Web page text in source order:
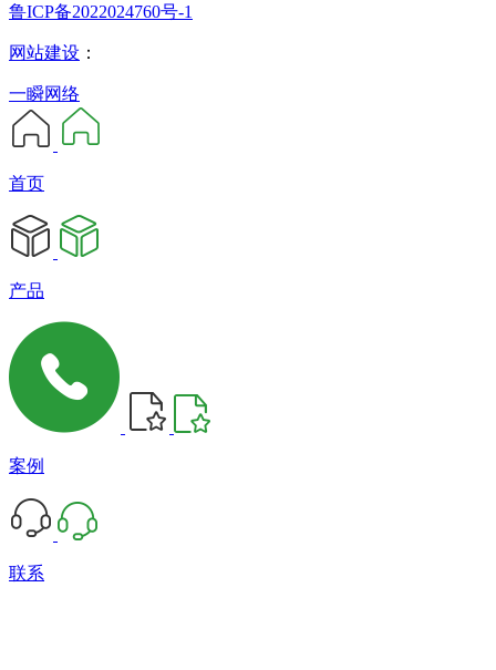
鲁ICP备2022024760号-1
网站建设 ：
一瞬网络
首页
产品
案例
联系